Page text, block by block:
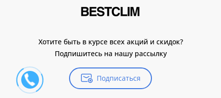
Хотите быть в курсе всех акций и скидок?
Подпишитесь на нашу рассылку
Подписаться